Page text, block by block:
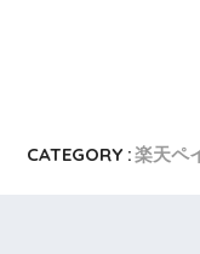
CATEGORY :楽天ペ